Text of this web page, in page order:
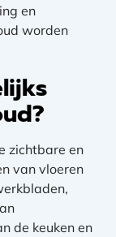
en
worden
zichtbare en
van vloeren
de keuken en